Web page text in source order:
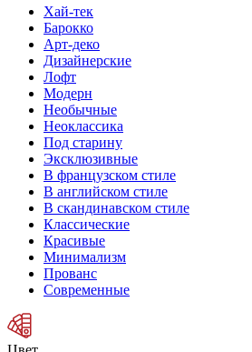
Хай-тек
Барокко
Арт-деко
Дизайнерские
Лофт
Модерн
Необычные
Неоклассика
Под старину
Эксклюзивные
В французском стиле
В английском стиле
В скандинавском стиле
Классические
Красивые
Минимализм
Прованс
Современные